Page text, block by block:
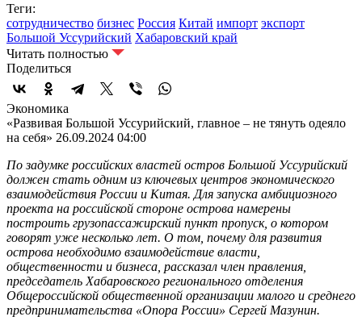
Теги:
сотрудничество бизнес Россия Китай импорт экспорт
Большой Уссурийский Хабаровский край
Читать полностью
Поделиться
Экономика
«Развивая Большой Уссурийский, главное – не тянуть одеяло
на себя» 26.09.2024 04:00
По задумке российских властей остров Большой Уссурийский
должен стать одним из ключевых центров экономического
взаимодействия России и Китая. Для запуска амбициозного
проекта на российской стороне острова намерены
построить грузопассажирский пункт пропуск, о котором
говорят уже несколько лет. О том, почему для развития
острова необходимо взаимодействие власти,
общественности и бизнеса, рассказал член правления,
председатель Хабаровского регионального отделения
Общероссийской общественной организации малого и среднего
предпринимательства «Опора России» Сергей Мазунин.